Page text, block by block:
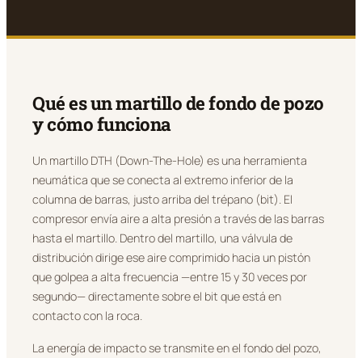
Qué es un martillo de fondo de pozo
y cómo funciona
Un martillo DTH (Down-The-Hole) es una herramienta
neumática que se conecta al extremo inferior de la
columna de barras, justo arriba del trépano (bit). El
compresor envía aire a alta presión a través de las barras
hasta el martillo. Dentro del martillo, una válvula de
distribución dirige ese aire comprimido hacia un pistón
que golpea a alta frecuencia —entre 15 y 30 veces por
segundo— directamente sobre el bit que está en
contacto con la roca.
La energía de impacto se transmite en el fondo del pozo,